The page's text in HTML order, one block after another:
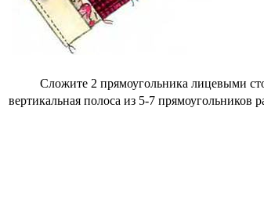
Сложите 2 прямоугольника лицевыми
вертикальная полоса из 5-7